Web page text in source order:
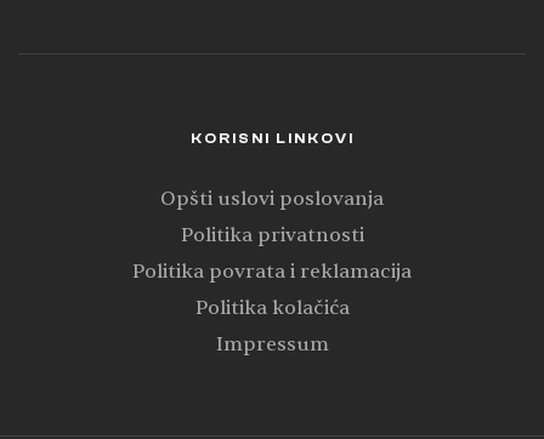
KORISNI LINKOVI
Opšti uslovi poslovanja
Politika privatnosti
Politika povrata i reklamacija
Politika kolačića
Impressum